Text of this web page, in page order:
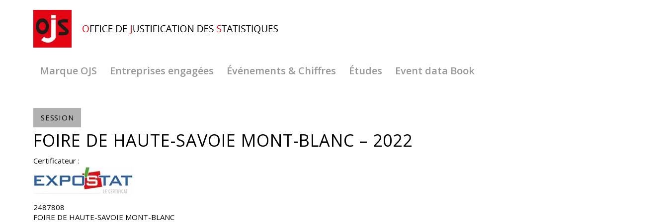
Marque OJS Entreprises engagées Événements & Chiffres Études Event data Book
SESSION
FOIRE DE HAUTE-SAVOIE MONT-BLANC – 2022
Certificateur :
2487808
FOIRE DE HAUTE-SAVOIE MONT-BLANC